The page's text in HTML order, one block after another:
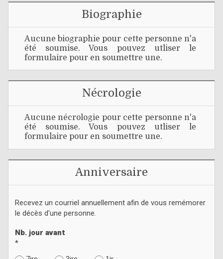
Biographie
Aucune biographie pour cette personne n'a
été soumise. Vous pouvez utliser le
formulaire pour en soumettre une.
Nécrologie
Aucune nécrologie pour cette personne n'a
été soumise. Vous pouvez utliser le
formulaire pour en soumettre une.
Anniversaire
Recevez un courriel annuellement afin de vous remémorer
le décès d'une personne.
Nb. jour avant
*